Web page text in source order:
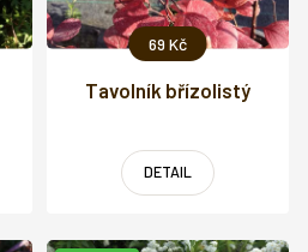
69 Kč
Tavolník břízolistý
DETAIL